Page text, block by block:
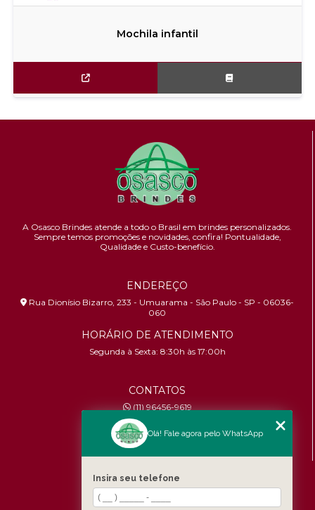
Mochila infantil
A Osasco Brindes atende a todo o Brasil em brindes personalizados.
Sempre temos promoções e novidades, confira! Pontualidade,
Qualidade e Custo-benefício.
ENDEREÇO
Rua Dionísio Bizarro, 233 - Umuarama - São Paulo - SP - 06036-
060
HORÁRIO DE ATENDIMENTO
Segunda à Sexta: 8:30h às 17:00h
CONTATOS
(11) 96456-9619
contato@osascobrindes.com.br
CNPJ:26.434.153/0001-30
MENU
Quem somos
Olá! Fale agora pelo WhatsApp
Insira seu telefone